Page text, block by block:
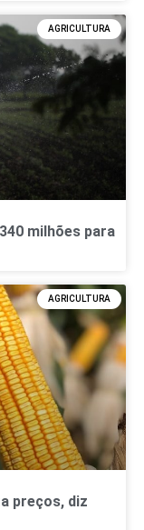
AGRICULTURA
milhões para
AGRICULTURA
preços, diz